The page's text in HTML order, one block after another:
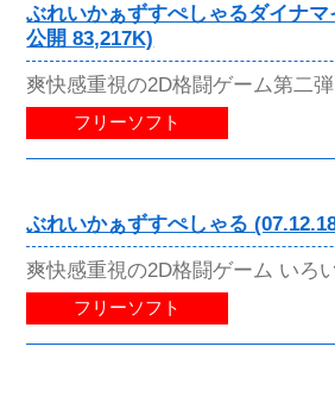
ぶれいかぁずすぺしゃるダイナ
公開 83,217K)
爽快感重視の2D格闘ゲーム第二弾
フリーソフト
ぶれいかぁずすぺしゃる
爽快感重視の2D格闘ゲーム いろ
フリーソフト